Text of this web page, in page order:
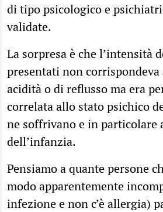
di tipo psicologico e
validate.
La sorpresa è che l’intensità
presentati non
acidità o di reflusso ma era
correlata allo stato psichico
ne soffrivano e in particolare
dell’infanzia.
Pensiamo a quante persone
modo apparentemente
infezione e non c’è allergia)